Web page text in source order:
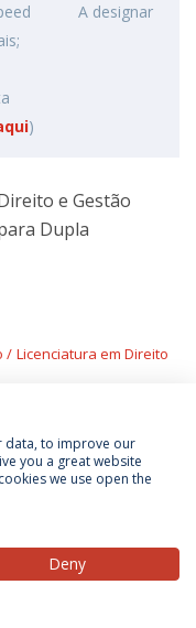
)
A designar
e Gestão
Dupla
Licenciatura em Direito
& Condições
data, to improve our
you a great website
we use open the
Deny